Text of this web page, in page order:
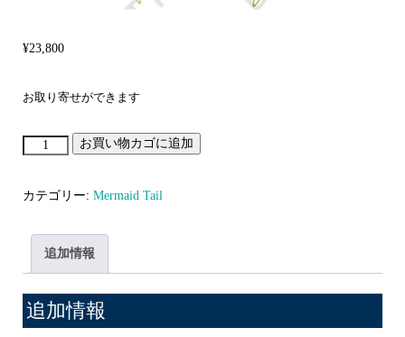
¥23,800
お取り寄せができます
（じ
ん）
オ
レ
お買い物カゴに追加
カテゴリー: Mermaid Tail
追加情報
追加情報